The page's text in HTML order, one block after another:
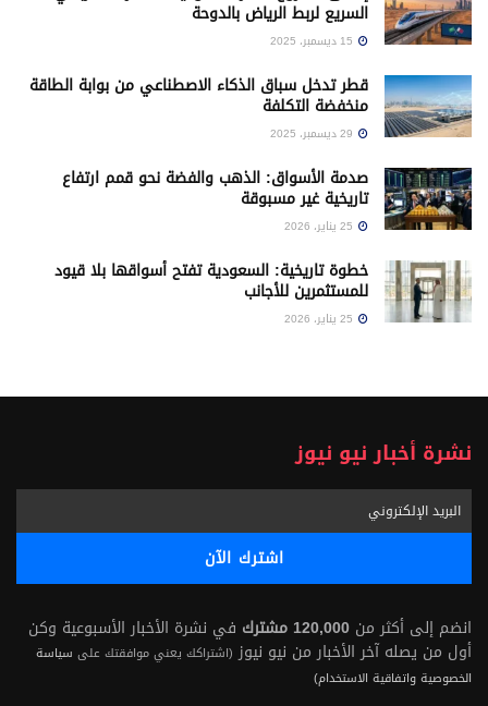
السريع لربط الرياض بالدوحة
قطر تدخل سباق الذكاء الاصطناعي من بوابة الطاقة
منخفضة التكلفة
صدمة الأسواق: الذهب والفضة نحو قمم ارتفاع
تاريخية غير مسبوقة
خطوة تاريخية: السعودية تفتح أسواقها بلا قيود
للمستثمرين للأجانب
نشرة أخبار نيو نيوز
انضم إلى أكثر من 120,000 مشترك
في نشرة الأخبار الأسبوعية وكن
أول من يصله آخر الأخبار من نيو نيوز (اشتراكك يعني موافقتك على سياسة
الخصوصية واتفاقية الاستخدام)